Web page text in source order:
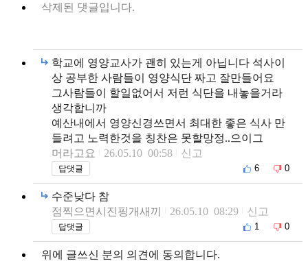
삭제된 댓글입니다.
학교에 영양교사가 괜히 있는게 아닙니다 석사이
상 공부한 사람들이 영양식단 짜고 잘만들어요
그사람들이 할일없어서 저런 식단을 내놓을거라
생각합니까
예산내에서 영양신경쓰면서 최대한 좋은 식사 만
들려고 노력한것을 칭찬은 못할망정..으이그
머라고요
26.05.10 00:58 신고
답댓글 6 0
수준낮다 참
점찍으면시진핑개새끼
26.05.10 08:29 신고
답댓글 1 0
위에 글쓰신 분의 의견에 동의합니다.